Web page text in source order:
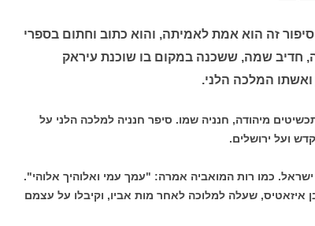
זה הוא אמת לאמיתה, והוא כתוב וחתום בספרי
חדיב שמה, ששכנה במקום בו שוכנת עיראק
ואשתו המלכה הלני.
מיהודה, חנניה שמו. סיפר חנניה למלכה הלני על
ועל ירושלים.
כמו רות המואביה אמרה: "עמך עמי ואלוהיך אלוהי".
איזאטיס, שעלה למלוכה לאחר מות אביו, וקיבלו על עצמם